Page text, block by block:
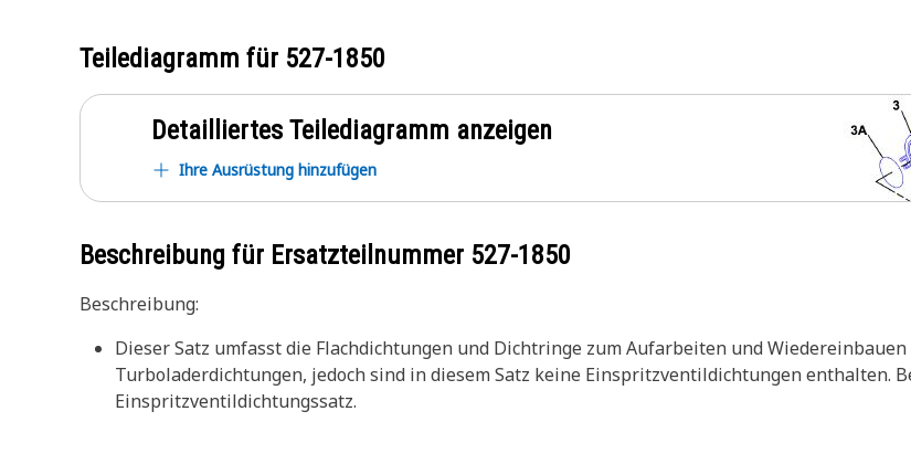
Teilediagramm für 527-1850
Detailliertes Teilediagramm anzeigen
Ihre Ausrüstung hinzufügen
Beschreibung für Ersatzteilnummer 527-1850
Beschreibung:
Dieser Satz umfasst die Flachdichtungen und Dichtringe zum Aufarbeiten und
Turboladerdichtungen, jedoch sind in diesem Satz keine Einspritzventildichtungen enthalten.
Einspritzventildichtungssatz.